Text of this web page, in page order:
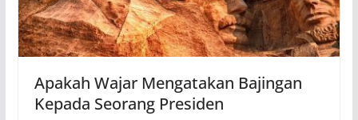
Apakah Wajar Mengatakan Bajingan
Kepada Seorang Presiden